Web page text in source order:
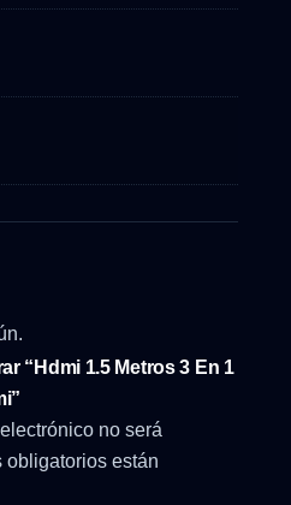
“Hdmi 1.5 Metros 3 En 1
no será
obligatorios están